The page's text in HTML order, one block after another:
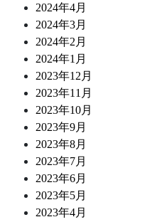
2024年4月
2024年3月
2024年2月
2024年1月
2023年12月
2023年11月
2023年10月
2023年9月
2023年8月
2023年7月
2023年6月
2023年5月
2023年4月